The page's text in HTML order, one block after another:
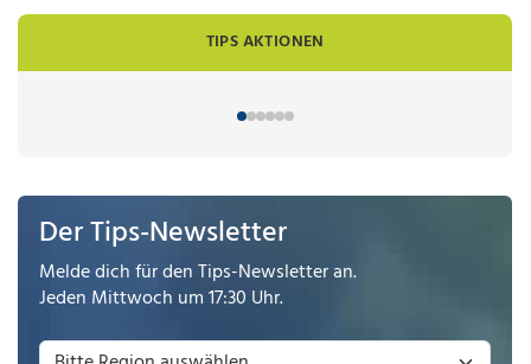
TIPS AKTIONEN
Der Tips-Newsletter
Melde dich für den Tips-Newsletter an.
Jeden Mittwoch um 17:30 Uhr.